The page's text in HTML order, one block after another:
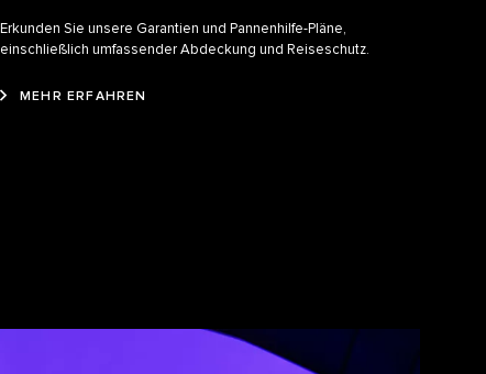
Erkunden Sie unsere Garantien und Pannenhilfe-Pläne,
einschließlich umfassender Abdeckung und Reiseschutz.
MEHR ERFAHREN